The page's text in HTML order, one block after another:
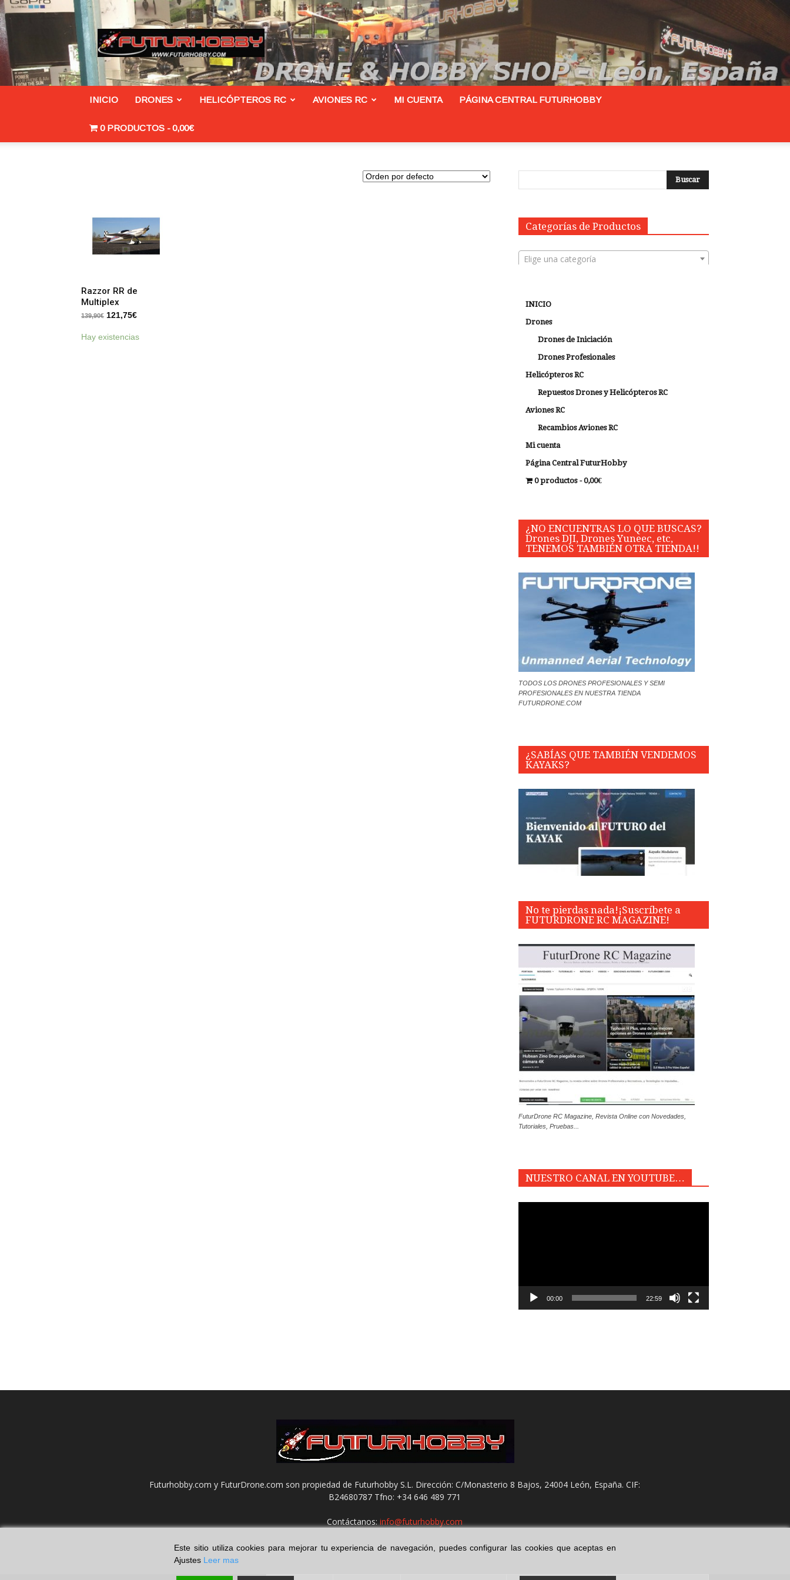
Futurhobby.com/tienda
INICIO DRONES HELICÓPTEROS RC AVIONES RC MI CUENTA PÁGINA CENTRAL FUTURHOBBY
0 PRODUCTOS 0,00€
Razzor RR de
Multiplex
139,90€ 121,75€
Hay existencias
Categorías de Productos
Elige una categoría
INICIO
Drones
Drones de Iniciación
Drones Profesionales
Helicópteros RC
Repuestos Drones y Helicópteros RC
Aviones RC
Recambios Aviones RC
Mi cuenta
Página Central FuturHobby
0 productos
0,00€
¿NO ENCUENTRAS LO QUE BUSCAS?
Drones DJI, Drones Yuneec, etc,
TENEMOS TAMBIÉN OTRA TIENDA!!
TODOS LOS DRONES PROFESIONALES Y SEMI
PROFESIONALES EN NUESTRA TIENDA
FUTURDRONE.COM
¿SABÍAS QUE TAMBIÉN VENDEMOS
KAYAKS?
No te pierdas nada!¡Suscríbete a
FUTURDRONE RC MAGAZINE!
FuturDrone RC Magazine, Revista Online con Novedades,
Tutoriales, Pruebas...
NUESTRO CANAL EN YOUTUBE…
00:00 22:59
Futurhobby.com y FuturDrone.com son propiedad de Futurhobby S.L. Dirección: C/Monasterio 8 Bajos, 24004 León, España. CIF:
B24680787 Tfno: +34 646 489 771
Contáctanos:info@futurhobby.com
Este sitio utiliza cookies para mejorar tu experiencia de navegación, puedes configurar las cookies que aceptas en
Ajustes Leer mas